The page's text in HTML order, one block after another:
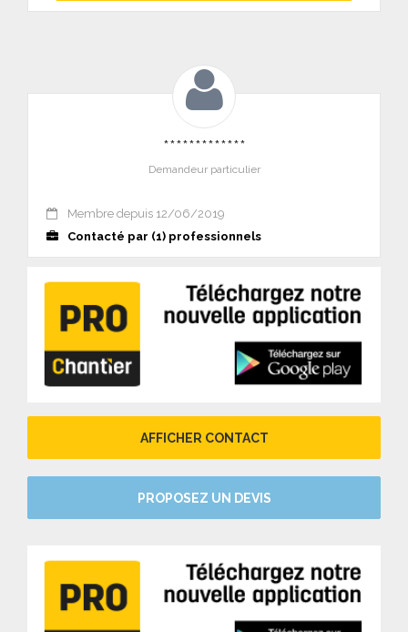
*************
Demandeur particulier
Membre depuis 12/06/2019
Contacté par (1) professionnels
AFFICHER CONTACT
PROPOSEZ UN DEVIS